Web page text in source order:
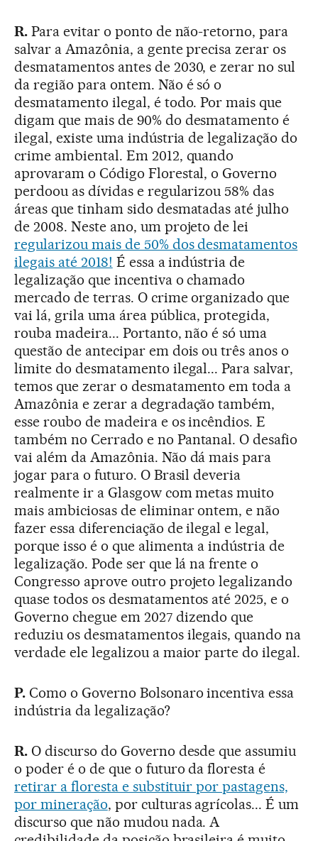
R.Para evitar o ponto de não-retorno, para
salvar a Amazônia, a gente precisa zerar os
desmatamentos antes de 2030, e zerar no sul
da região para ontem. Não é só o
desmatamento ilegal, é todo. Por mais que
digam que mais de 90% do desmatamento é
ilegal, existe uma indústria de legalização do
crime ambiental. Em 2012, quando
aprovaram o Código Florestal, o Governo
perdoou as dívidas e regularizou 58% das
áreas que tinham sido desmatadas até julho
de 2008. Neste ano, um projeto de lei
regularizou mais de 50% dos desmatamentos
ilegais até 2018! É essa a indústria de
legalização que incentiva o chamado
mercado de terras. O crime organizado que
vai lá, grila uma área pública, protegida,
rouba madeira... Portanto, não é só uma
questão de antecipar em dois ou três anos o
limite do desmatamento ilegal... Para salvar,
temos que zerar o desmatamento em toda a
Amazônia e zerar a degradação também,
esse roubo de madeira e os incêndios. E
também no Cerrado e no Pantanal. O desafio
vai além da Amazônia. Não dá mais para
jogar para o futuro. O Brasil deveria
realmente ir a Glasgow com metas muito
mais ambiciosas de eliminar ontem, e não
fazer essa diferenciação de ilegal e legal,
porque isso é o que alimenta a indústria de
legalização. Pode ser que lá na frente o
Congresso aprove outro projeto legalizando
quase todos os desmatamentos até 2025, e o
Governo chegue em 2027 dizendo que
reduziu os desmatamentos ilegais, quando na
verdade ele legalizou a maior parte do ilegal.
P.Como o Governo Bolsonaro incentiva essa
indústria da legalização?
R. O discurso do Governo desde que assumiu
o poder é o de que o futuro da floresta é
retirar a floresta e substituir por pastagens,
por mineração, por culturas agrícolas... É um
discurso que não mudou nada. A